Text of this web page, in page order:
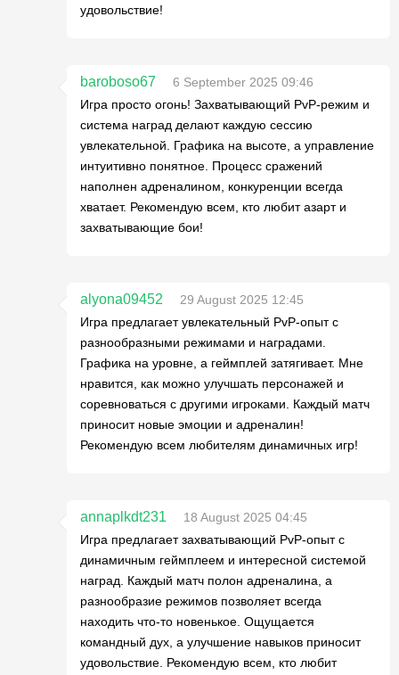
удовольствие!
baroboso67
6 September 2025 09:46
Игра просто огонь! Захватывающий PvP-режим и
система наград делают каждую сессию
увлекательной. Графика на высоте, а управление
интуитивно понятное. Процесс сражений
наполнен адреналином, конкуренции всегда
хватает. Рекомендую всем, кто любит азарт и
захватывающие бои!
alyona09452
29 August 2025 12:45
Игра предлагает увлекательный PvP-опыт с
разнообразными режимами и наградами.
Графика на уровне, а геймплей затягивает. Мне
нравится, как можно улучшать персонажей и
соревноваться с другими игроками. Каждый матч
приносит новые эмоции и адреналин!
Рекомендую всем любителям динамичных игр!
annaplkdt231
18 August 2025 04:45
Игра предлагает захватывающий PvP-опыт с
динамичным геймплеем и интересной системой
наград. Каждый матч полон адреналина, а
разнообразие режимов позволяет всегда
находить что-то новенькое. Ощущается
командный дух, а улучшение навыков приносит
удовольствие. Рекомендую всем, кто любит